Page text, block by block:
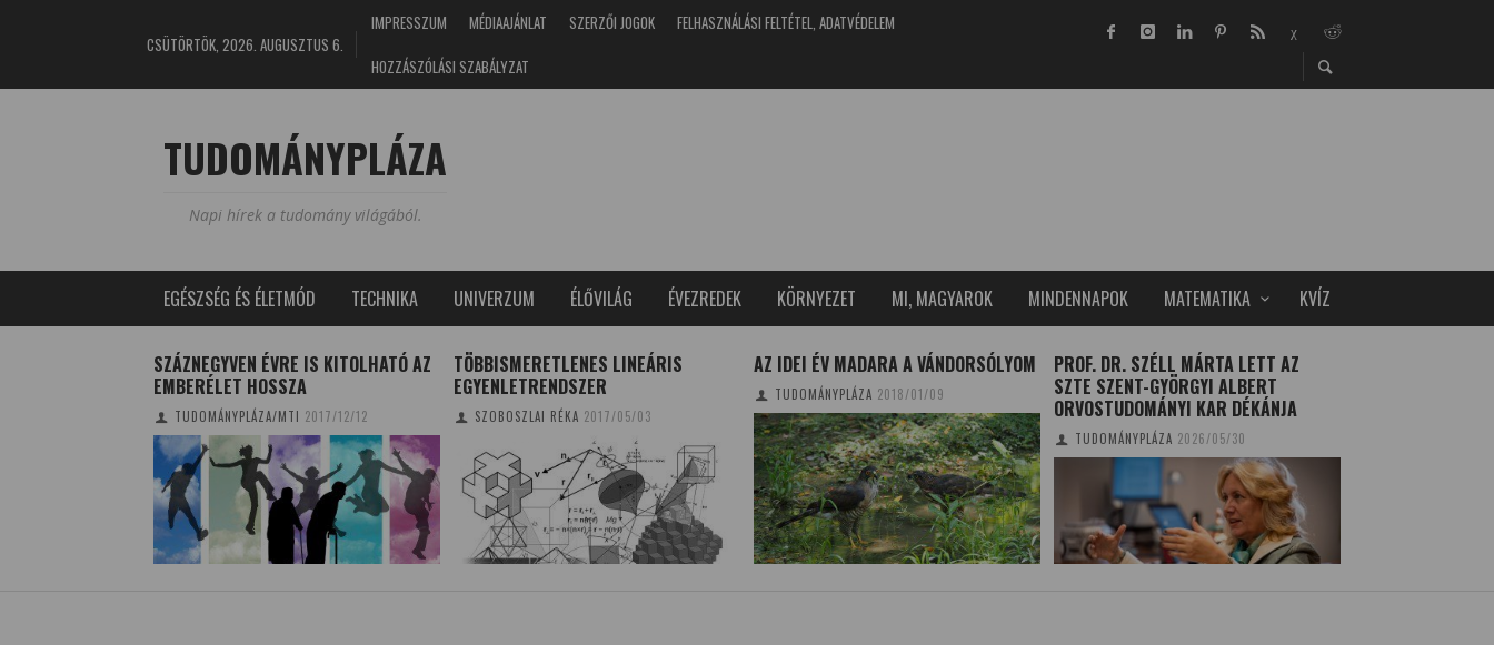
CSÜTÖRTÖK, 2026. AUGUSZTUS 6.
IMPRESSZUM MÉDIAAJÁNLAT SZERZŐI JOGOK
FELHASZNÁLÁSI FELTÉTEL, ADATVÉDELEM
HOZZÁSZÓLÁSI SZABÁLYZAT
TUDOMÁNYPLÁZA
Napi hírek a tudomány világából.
EGÉSZSÉG ÉS ÉLETMÓD TECHNIKA UNIVERZUM ÉLŐVILÁG ÉVEZREDEK KÖRNYEZET MI, MAGYAROK MINDENNAPOK MATEMATIKA KVÍZ
SZÁZNEGYVEN ÉVRE IS KITOLHATÓ AZ
EMBERÉLET HOSSZA
TUDOMÁNYPLÁZA/MTI 2017/12/12
TÖBBISMERETLENES LINEÁRIS
EGYENLETRENDSZER
SZOBOSZLAI RÉKA 2017/05/03
AZ IDEI ÉV MADARA A VÁNDORSÓLYOM
TUDOMÁNYPLÁZA 2018/01/09
PROF. DR. SZÉLL MÁRTA LETT AZ
SZTE SZENT-GYÖRGYI ALBERT
ORVOSTUDOMÁNYI KAR DÉKÁNJA
TUDOMÁNYPLÁZA 2026/05/30